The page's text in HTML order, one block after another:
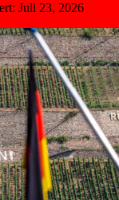
Juli 23, 2026